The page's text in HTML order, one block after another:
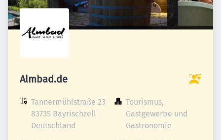
Almbad.de
Tannermühlstraße 23
83735 Bayrischzell
Deutschland
Tourismus,
Gastgewerbe und
Gastronomie